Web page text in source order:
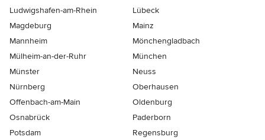
Ludwigshafen-am-Rhein
Lübeck
Magdeburg
Mainz
Mannheim
Mönchen­gladbach
Mülheim-an-der-Ruhr
München
Münster
Neuss
Nürnberg
Oberhausen
Offenbach-am-Main
Oldenburg
Osnabrück
Paderborn
Potsdam
Regensburg